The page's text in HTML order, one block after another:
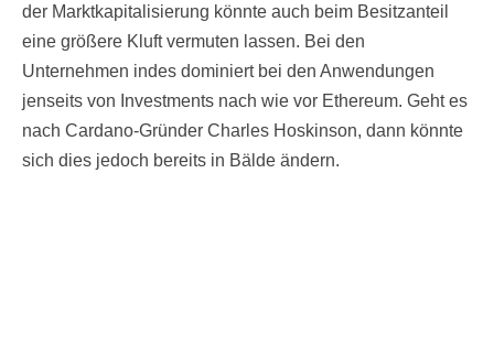
der Marktkapitalisierung könnte auch beim Besitzanteil
eine größere Kluft vermuten lassen. Bei den
Unternehmen indes dominiert bei den Anwendungen
jenseits von Investments nach wie vor Ethereum. Geht es
nach Cardano-Gründer Charles Hoskinson, dann könnte
sich dies jedoch bereits in Bälde ändern.